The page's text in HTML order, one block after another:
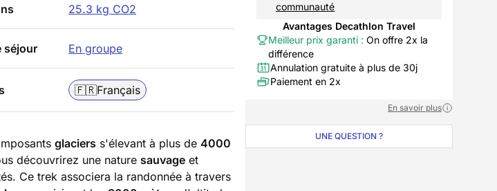
25.3 kg CO2
séjour En groupe
🇫🇷Français
glaciers s'élevant à plus de 4000
découvrirez une nature sauvage et
Ce trek associera la randonnée à travers
communauté
Avantages Decathlon Travel
Meilleur prix garanti : On offre 2x la
différence
Annulation gratuite à plus de 30j
Paiement en 2x
En savoir plus
UNE QUESTION ?